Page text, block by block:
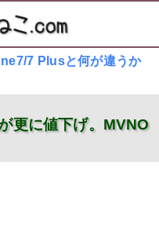
7 Plusと何が違うか
更に値下げ。MVNO